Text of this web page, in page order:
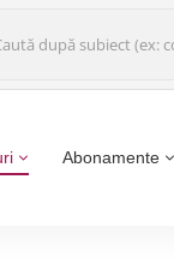
Abonamente